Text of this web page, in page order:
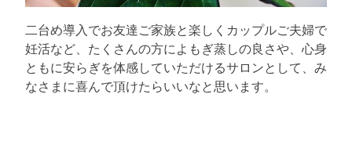
二台め導入でお友達ご家族と楽しくカップルご夫婦で
妊活など、たくさんの方によもぎ蒸しの良さや、心身
ともに安らぎを体感していただけるサロンとして、み
なさまに喜んで頂けたらいいなと思います。